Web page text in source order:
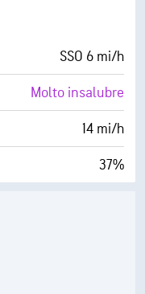
SSO 6 mi/h
Molto insalubre
14 mi/h
37%